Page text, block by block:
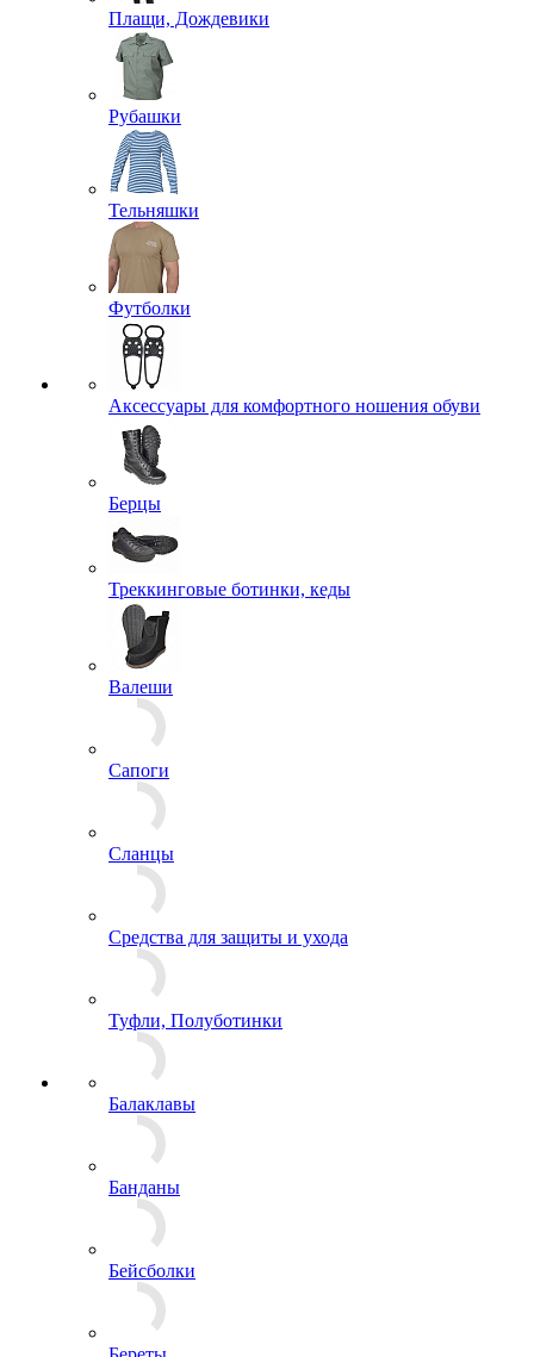
Плащи, Дождевики
Рубашки
Тельняшки
Футболки
Аксессуары для комфортного ношения обуви
Берцы
Треккинговые ботинки, кеды
Валеши
Сапоги
Сланцы
Средства для защиты и ухода
Туфли, Полуботинки
Балаклавы
Банданы
Бейсболки